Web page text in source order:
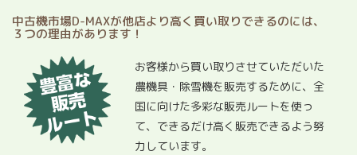
中古機市場D-MAXが他店より高く買い取りできるのには、
３つの理由があります！
お客様から買い取りさせていただいた
農機具・除雪機を販売するために、全
国に向けた多彩な販売ルートを使っ
て、できるだけ高く販売できるよう努
力しています。